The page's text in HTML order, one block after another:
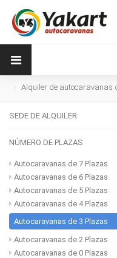
Alquiler de autocaravanas
SEDE DE ALQUILER
NÚMERO DE PLAZAS
Autocaravanas de 7 Plazas
Autocaravanas de 6 Plazas
Autocaravanas de 5 Plazas
Autocaravanas de 4 Plazas
Autocaravanas de 3 Plazas
Autocaravanas de 2 Plazas
Autocaravanas de 0 Plazas